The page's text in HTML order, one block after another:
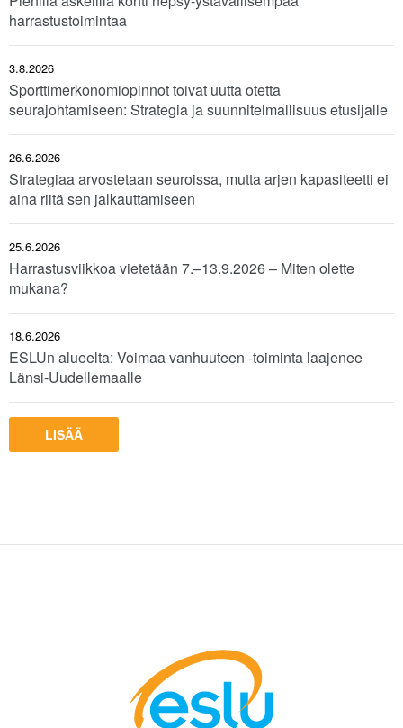
harrastustoimintaa
3.8.2026
Sporttimerkonomiopinnot toivat uutta otetta
seurajohtamiseen: Strategia ja suunnitelmallisuus etusijalle
26.6.2026
Strategiaa arvostetaan seuroissa, mutta arjen kapasiteetti ei
aina riitä sen jalkauttamiseen
25.6.2026
Harrastusviikkoa vietetään 7.–13.9.2026 – Miten olette
mukana?
18.6.2026
ESLUn alueelta: Voimaa vanhuuteen -toiminta laajenee
Länsi-Uudellemaalle
LISÄÄ